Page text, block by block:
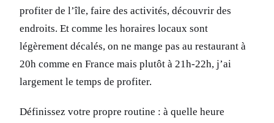
profiter de l’île, faire des activités, découvrir des
endroits. Et comme les horaires locaux sont
légèrement décalés, on ne mange pas au restaurant à
20h comme en France mais plutôt à 21h-22h, j’ai
largement le temps de profiter.
Définissez votre propre routine : à quelle heure